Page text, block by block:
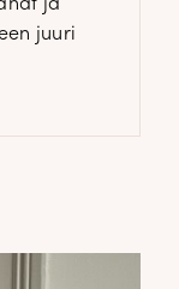
ja
juuri